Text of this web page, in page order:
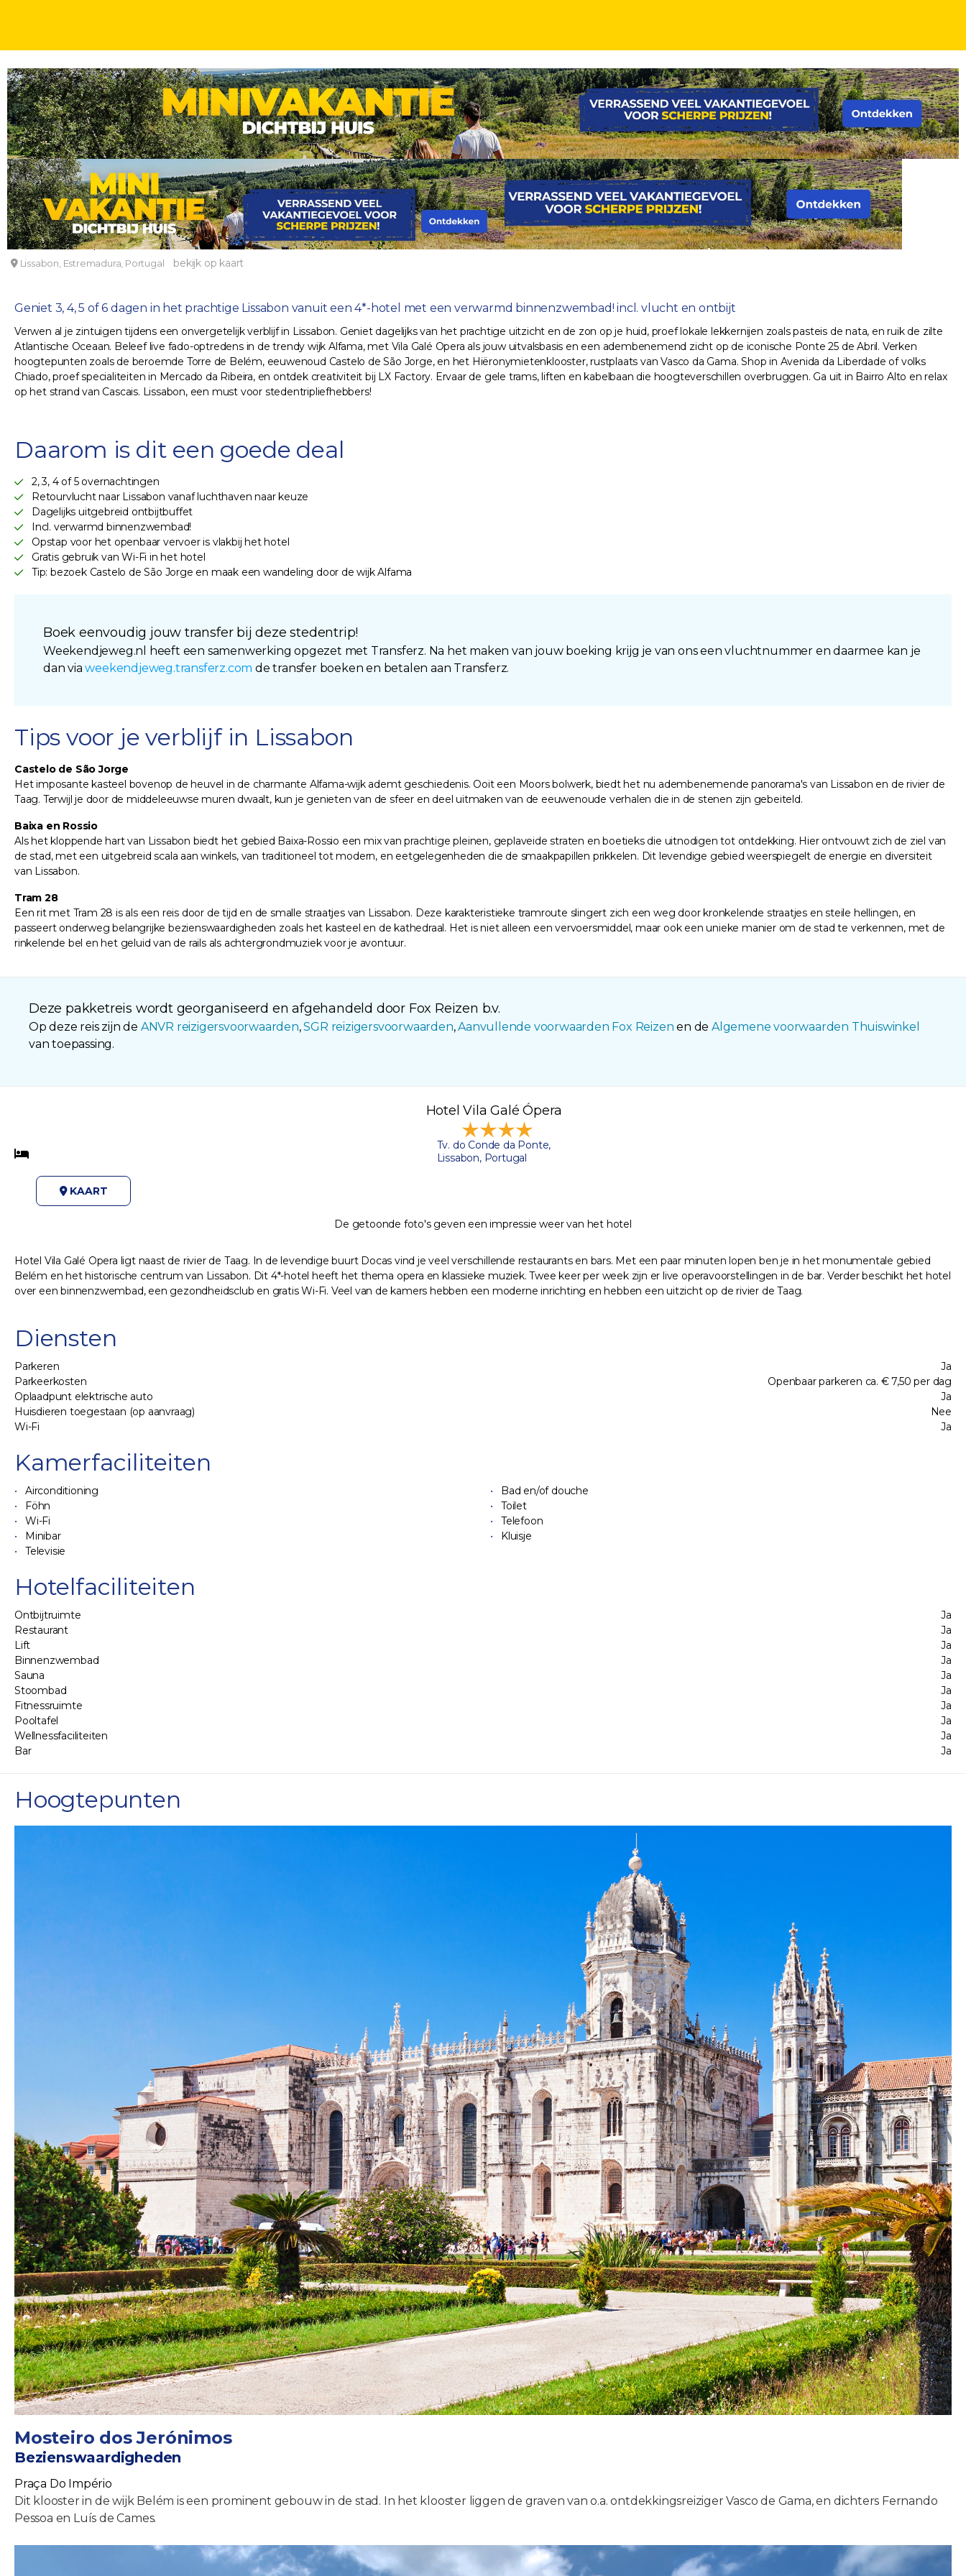
STEDENTRIPS DAGEN
Geniet in Lissabon vanuit een 4*-hotel incl. vlucht, ontbijt en een verwarmd binnenzwembad!
Hotel Vila Galé Ópera
Lissabon, Estremadura, Portugal bekijk op kaart
Geniet 3, 4, 5 of 6 dagen in het prachtige Lissabon vanuit een 4*-hotel met een verwarmd binnenzwembad! incl. vlucht en ontbijt
Verwen al je zintuigen tijdens een onvergetelijk verblijf in Lissabon. Geniet dagelijks van het prachtige uitzicht en de zon op je huid, proef lokale lekkernijen zoals pasteis de nata, en ruik de zilte
Atlantische Oceaan. Beleef live fado-optredens in de trendy wijk Alfama, met Vila Galé Opera als jouw uitvalsbasis en een adembenemend zicht op de iconische Ponte 25 de Abril. Verken
hoogtepunten zoals de beroemde Torre de Belém, eeuwenoud Castelo de São Jorge, en het Hiëronymietenklooster, rustplaats van Vasco da Gama. Shop in Avenida da Liberdade of volks
Chiado, proef specialiteiten in Mercado da Ribeira, en ontdek creativiteit bij LX Factory. Ervaar de gele trams, liften en kabelbaan die hoogteverschillen overbruggen. Ga uit in Bairro Alto en relax
op het strand van Cascais. Lissabon, een must voor stedentripliefhebbers!
Daarom is dit een goede deal
2, 3, 4 of 5 overnachtingen
Retourvlucht naar Lissabon vanaf luchthaven naar keuze
Dagelijks uitgebreid ontbijtbuffet
Incl. verwarmd binnenzwembad!
Opstap voor het openbaar vervoer is vlakbij het hotel
Gratis gebruik van Wi-Fi in het hotel
Tip: bezoek Castelo de São Jorge en maak een wandeling door de wijk Alfama
Boek eenvoudig jouw transfer bij deze stedentrip!
Weekendjeweg.nl heeft een samenwerking opgezet met Transferz. Na het maken van jouw boeking krijg je van ons een vluchtnummer en daarmee kan je
dan viaweekendjeweg.transferz.comde transfer boeken en betalen aan Transferz.
Tips voor je verblijf in Lissabon
Castelo de São Jorge
Het imposante kasteel bovenop de heuvel in de charmante Alfama-wijk ademt geschiedenis. Ooit een Moors bolwerk, biedt het nu adembenemende panorama's van Lissabon en de rivier de
Taag. Terwijl je door de middeleeuwse muren dwaalt, kun je genieten van de sfeer en deel uitmaken van de eeuwenoude verhalen die in de stenen zijn gebeiteld.
Baixa en Rossio
Als het kloppende hart van Lissabon biedt het gebied Baixa-Rossio een mix van prachtige pleinen, geplaveide straten en boetieks die uitnodigen tot ontdekking. Hier ontvouwt zich de ziel van
de stad, met een uitgebreid scala aan winkels, van traditioneel tot modern, en eetgelegenheden die de smaakpapillen prikkelen. Dit levendige gebied weerspiegelt de energie en diversiteit
van Lissabon.
Tram 28
Een rit met Tram 28 is als een reis door de tijd en de smalle straatjes van Lissabon. Deze karakteristieke tramroute slingert zich een weg door kronkelende straatjes en steile hellingen, en
passeert onderweg belangrijke bezienswaardigheden zoals het kasteel en de kathedraal. Het is niet alleen een vervoersmiddel, maar ook een unieke manier om de stad te verkennen, met de
rinkelende bel en het geluid van de rails als achtergrondmuziek voor je avontuur.
Deze pakketreis wordt georganiseerd en afgehandeld door Fox Reizen b.v.
Op deze reis zijn de ANVR reizigersvoorwaarden,SGR reizigersvoorwaarden,Aanvullende voorwaarden Fox Reizen en deAlgemene voorwaarden Thuiswinkel
van toepassing.
Hotel Vila Galé Ópera
Tv. do Conde da Ponte,
Lissabon, Portugal
KAART
De getoonde foto's geven een impressie weer van het hotel
Hotel Vila Galé Opera ligt naast de rivier de Taag. In de levendige buurt Docas vind je veel verschillende restaurants en bars. Met een paar minuten lopen ben je in het monumentale gebied
Belém en het historische centrum van Lissabon. Dit 4*-hotel heeft het thema opera en klassieke muziek. Twee keer per week zijn er live operavoorstellingen in de bar. Verder beschikt het hotel
over een binnenzwembad, een gezondheidsclub en gratis Wi-Fi. Veel van de kamers hebben een moderne inrichting en hebben een uitzicht op de rivier de Taag.
Diensten
Parkeren
Ja
Parkeerkosten
Openbaar parkeren ca. € 7,50 per dag
Oplaadpunt elektrische auto
Ja
Huisdieren toegestaan (op aanvraag)
Nee
Wi-Fi
Ja
Kamerfaciliteiten
Airconditioning
Bad en/of douche
Föhn
Toilet
Wi-Fi
Telefoon
Minibar
Kluisje
Televisie
Hotelfaciliteiten
Ontbijtruimte
Ja
Restaurant
Ja
Lift
Ja
Binnenzwembad
Ja
Sauna
Ja
Stoombad
Ja
Fitnessruimte
Ja
Pooltafel
Ja
Wellnessfaciliteiten
Ja
Bar
Ja
Hoogtepunten
Mosteiro dos Jerónimos
Bezienswaardigheden
Praça Do Império
Dit klooster in de wijk Belém is een prominent gebouw in de stad. In het klooster liggen de graven van o.a. ontdekkingsreiziger Vasco de Gama, en dichters Fernando
Pessoa en Luís de Cames.